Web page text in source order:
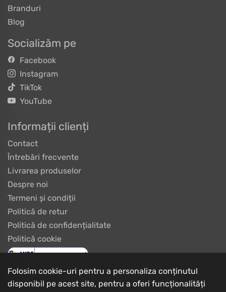
Branduri
Blog
Socializăm pe
Facebook
Instagram
TikTok
YouTube
Informații clienți
Contact
Întrebări frecvente
Livrarea produselor
Despre noi
Termeni și condiții
Politică de retur
Politică de confidențialitate
Politică cookie
Folosim cookie-uri pentru a personaliza conținutul
disponibil pe acest site, pentru a oferi funcționalități